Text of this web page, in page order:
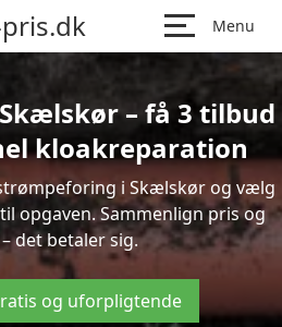
Menu
– få 3 tilbud
kloakreparation
i Skælskør og vælg
opgaven. Sammenlign pris og
det betaler sig.
og uforpligtende